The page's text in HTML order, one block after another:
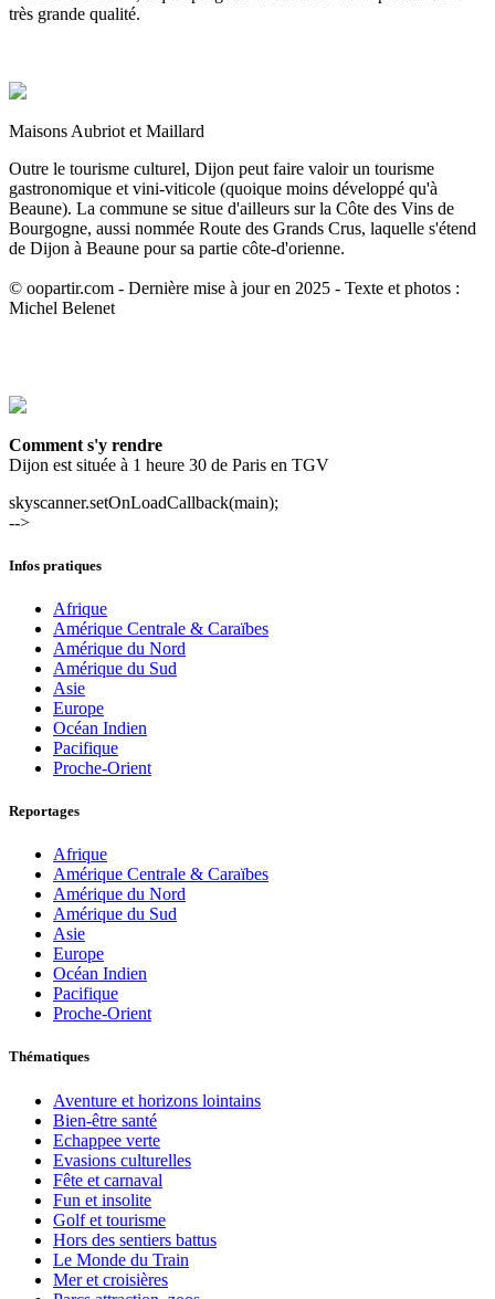
très grande qualité.
Maisons Aubriot et Maillard
Outre le tourisme culturel, Dijon peut faire valoir un tourisme
gastronomique et vini-viticole (quoique moins développé qu'à
Beaune). La commune se situe d'ailleurs sur la Côte des Vins de
Bourgogne, aussi nommée Route des Grands Crus, laquelle s'étend
de Dijon à Beaune pour sa partie côte-d'orienne.
© oopartir.com - Dernière mise à jour en 2025 - Texte et photos :
Michel Belenet
Comment s'y rendre
Dijon est située à 1 heure 30 de Paris en TGV
skyscanner.setOnLoadCallback(main);
-->
Infos pratiques
Afrique
Amérique Centrale & Caraïbes
Amérique du Nord
Amérique du Sud
Asie
Europe
Océan Indien
Pacifique
Proche-Orient
Reportages
Afrique
Amérique Centrale & Caraïbes
Amérique du Nord
Amérique du Sud
Asie
Europe
Océan Indien
Pacifique
Proche-Orient
Thématiques
Aventure et horizons lointains
Bien-être santé
Echappee verte
Evasions culturelles
Fête et carnaval
Fun et insolite
Golf et tourisme
Hors des sentiers battus
Le Monde du Train
Mer et croisières